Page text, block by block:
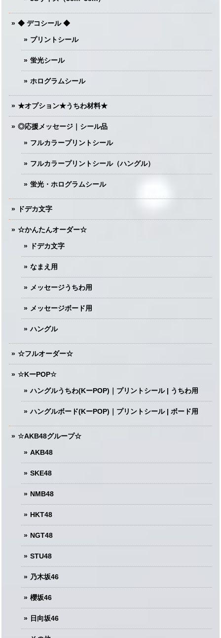
◆ デコシール ◆
プリントシール
蛍光シール
ホログラムシール
★オプション★うちわ材料★
◎応援メッセージ｜シール品
フルカラープリントシール
フルカラープリントシール（ハングル）
蛍光・ホログラムシール
ドデカ文字
☆かんたんオーダー☆
ドデカ文字
なまえ用
メッセージうちわ用
メッセージボード用
ハングル
☆フルオーダー☆
☆KーPOP☆
ハングルうちわ(KーPOP)｜プリントシール | うちわ用
ハングルボード(KーPOP)｜プリントシール | ボード用
☆AKB48グループ☆
AKB48
SKE48
NMB48
HKT48
NGT48
STU48
乃木坂46
櫻坂46
日向坂46